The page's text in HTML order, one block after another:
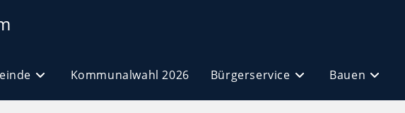
Kommunalwahl 2026 Bürgerservice Bauen